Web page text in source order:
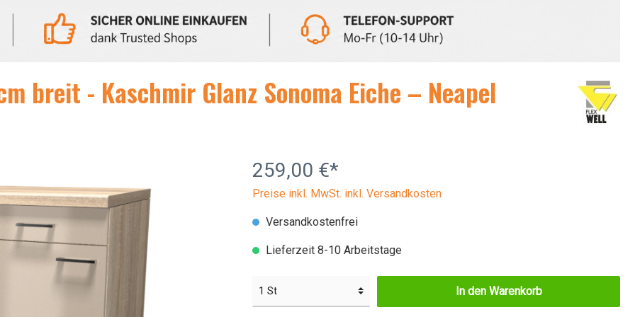
ab 300 cm
Küchenzeilen mit Elektrogeräten &
Geschirrspüler
Pantryküche
breit - Kaschmir Glanz Sonoma Eiche – Neapel
259,00 €*
Preise inkl. MwSt. inkl. Versandkosten
Versandkostenfrei
Lieferzeit 8-10 Arbeitstage
In den Warenkorb